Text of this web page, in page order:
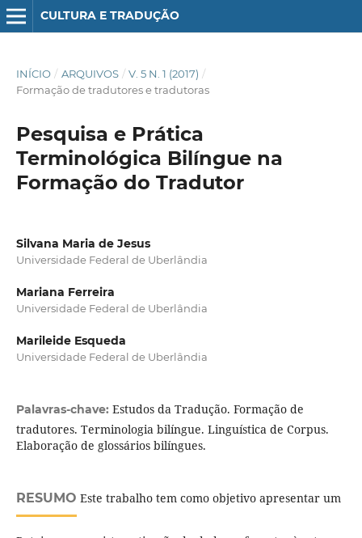
CULTURA E TRADUÇÃO
INÍCIO / ARQUIVOS / V. 5 N. 1 (2017) /
Formação de tradutores e tradutoras
Pesquisa e Prática
Terminológica Bilíngue na
Formação do Tradutor
Silvana Maria de Jesus
Universidade Federal de Uberlândia
Mariana Ferreira
Universidade Federal de Uberlândia
Marileide Esqueda
Universidade Federal de Uberlândia
Palavras-chave: Estudos da Tradução. Formação de
tradutores. Terminologia bilíngue. Linguística de Corpus.
Elaboração de glossários bilíngues.
RESUMO Este trabalho tem como objetivo apresentar um